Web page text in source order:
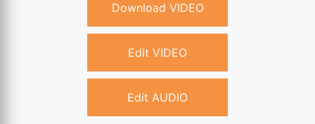
Download VIDEO
Edit VIDEO
Edit AUDIO